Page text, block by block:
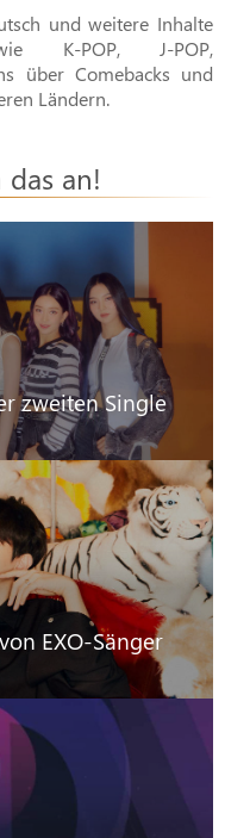
und weitere Inhalte
wie K-POP,J-POP,
über Comebacks und
Ländern.
an!
zweiten Single
EXO-Sänger